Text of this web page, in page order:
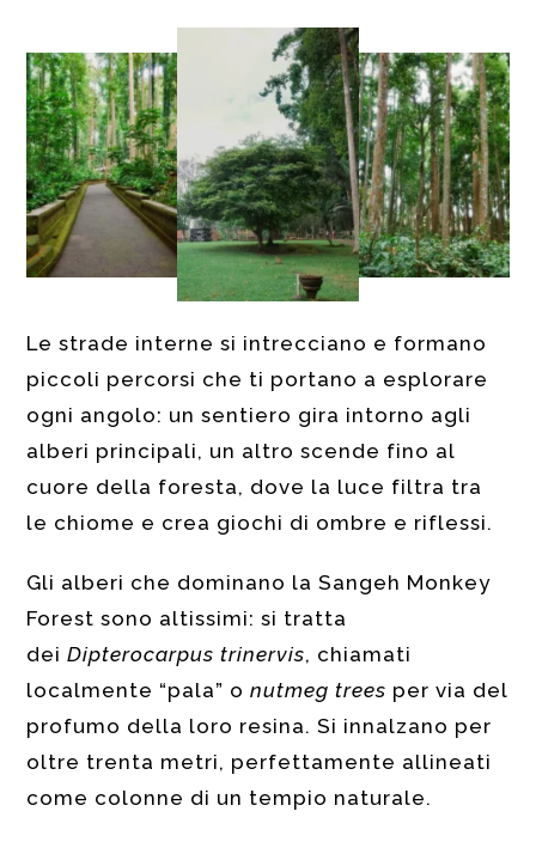
Le strade interne si intrecciano e formano
piccoli percorsi che ti portano a esplorare
ogni angolo: un sentiero gira intorno agli
alberi principali, un altro scende fino al
cuore della foresta, dove la luce filtra tra
le chiome e crea giochi di ombre e riflessi.
Gli alberi che dominano la Sangeh Monkey
Forest sono altissimi: si tratta
deiDipterocarpus trinervis, chiamati
localmente “pala” onutmeg trees per via del
profumo della loro resina. Si innalzano per
oltre trenta metri, perfettamente allineati
come colonne di un tempio naturale.